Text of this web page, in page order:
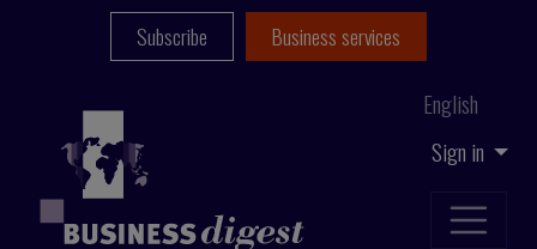
Sign in
English
Subscribe Business services